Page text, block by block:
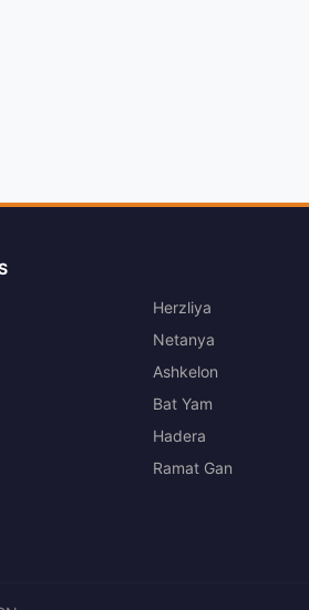
Herzliya
Netanya
Ashkelon
Bat Yam
Hadera
Ramat Gan